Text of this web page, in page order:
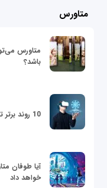
متاورس
متاورس
باشد؟
10 روند برتر تجارت و فناوری در سال 2022
آیا طوفان
خواهد داد